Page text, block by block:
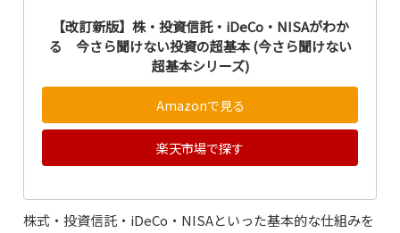
【改訂新版】株・投資信託・iDeCo・NISAがわか
る 今さら聞けない投資の超基本 (今さら聞けない
超基本シリーズ)
Amazonで見る
楽天市場で探す
株式・投資信託・iDeCo・NISAといった基本的な仕組みを